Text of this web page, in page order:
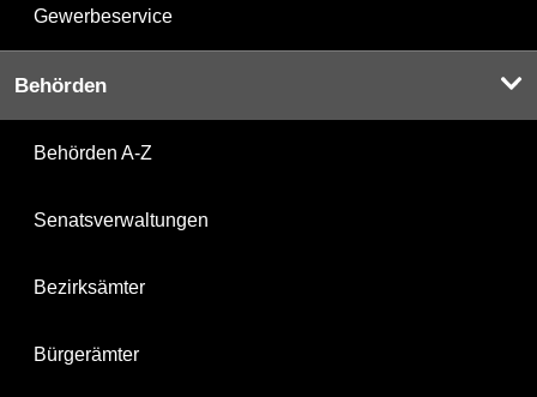
Gewerbeservice
Behörden
Behörden A-Z
Senatsverwaltungen
Bezirksämter
Bürgerämter